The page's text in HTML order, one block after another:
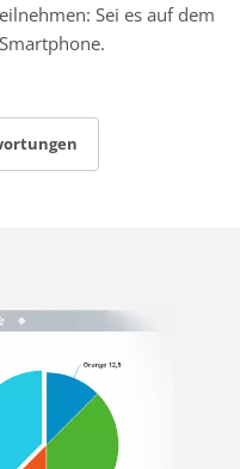
Sei es auf dem